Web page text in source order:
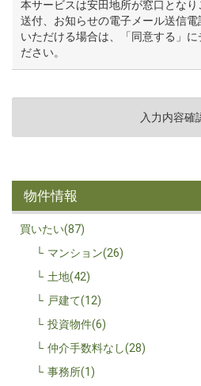
本サービスは安田地所が窓口とな
送付、お知らせの電子メール送信
いただける場合は、「同意する」
ださい。
物件情報
買いたい(87)
マンション(26)
土地(42)
戸建て(12)
投資物件(6)
仲介手数料なし(28)
事務所(1)